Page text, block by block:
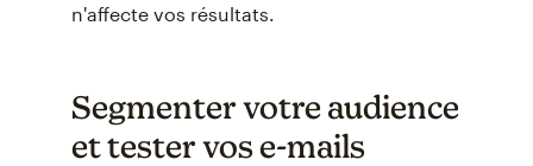
n'affecte vos résultats.
Segmenter votre audience
et tester vos e-mails